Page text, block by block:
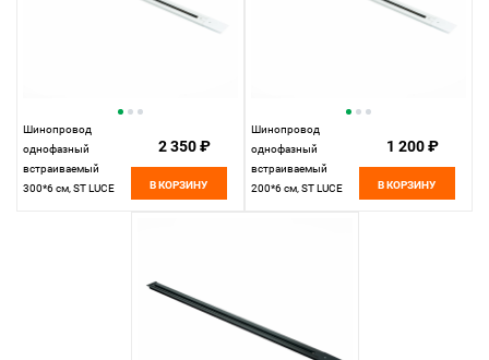
Шинопровод
однофазный
встраиваемый
300*6 см, ST LUCE
2 350 ₽
В КОРЗИНУ
Шинопровод
однофазный
встраиваемый
200*6 см, ST LUCE
1 200 ₽
В КОРЗИНУ